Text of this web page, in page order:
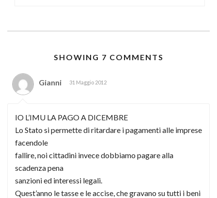
SHOWING 7 COMMENTS
Gianni 31 Maggio 2012
IO L’IMU LA PAGO A DICEMBRE
Lo Stato si permette di ritardare i pagamenti alle imprese
facendole
fallire, noi cittadini invece dobbiamo pagare alla
scadenza pena
sanzioni ed interessi legali.
Quest’anno le tasse e le accise, che gravano su tutti i beni